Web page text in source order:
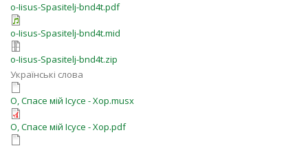
o-Iisus-Spasitelj-bnd4t.pdf
o-Iisus-Spasitelj-bnd4t.mid
o-Iisus-Spasitelj-bnd4t.zip
Українські слова
О, Спасе мій Ісусе - Хор.musx
О, Спасе мій Ісусе - Хор.pdf